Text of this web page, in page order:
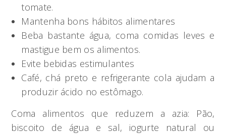
tomate.
Mantenha bons hábitos alimentares
Beba bastante água, coma comidas leves e
mastigue bem os alimentos.
Evite bebidas estimulantes
Café, chá preto e refrigerante cola ajudam a
produzir ácido no estômago.
Coma alimentos que reduzem a azia: Pão,
biscoito de água e sal, iogurte natural ou